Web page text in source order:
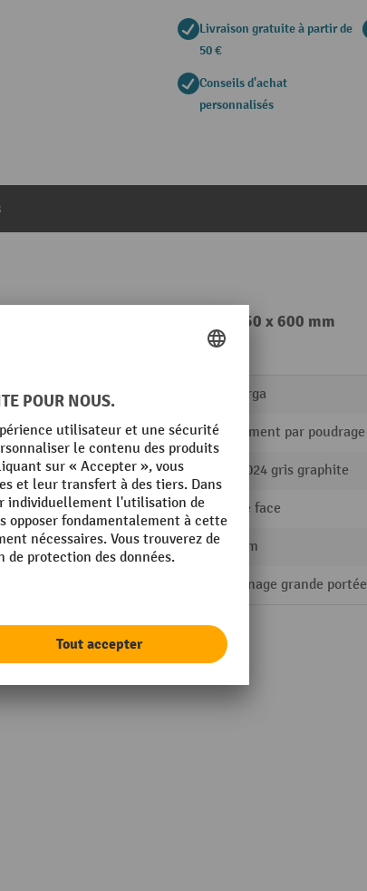
Livraison gratuite à partir de
50 €
Conseils d'achat
personnalisés
gris clair, H x l x P 2 000 x 1 250 x 600 mm
ManOrga
surface revêtement par poudrage
couleur RAL RAL 7024 gris graphite
d'accès double face
nominale 600 mm
Rayonnage grande portée
techniques